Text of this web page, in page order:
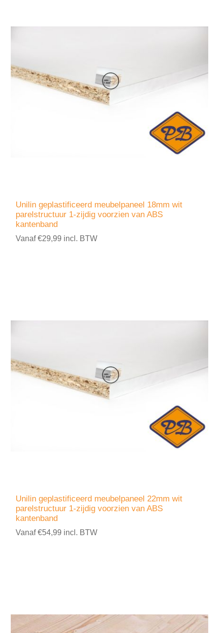
Unilin geplastificeerd meubelpaneel 18mm wit
parelstructuur 1-zijdig voorzien van ABS
kantenband
Vanaf €29,99 incl. BTW
Unilin geplastificeerd meubelpaneel 22mm wit
parelstructuur 1-zijdig voorzien van ABS
kantenband
Vanaf €54,99 incl. BTW